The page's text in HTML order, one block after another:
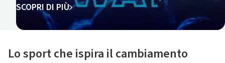
SCOPRI DI PIÙ
Lo sport che ispira il cambiamento